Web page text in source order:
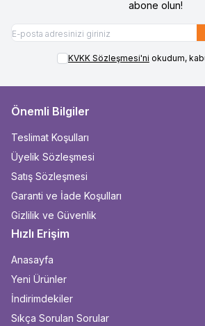
abone olun!
KVKK Sözleşmesi'ni okudum,
Önemli Bilgiler
Teslimat Koşulları
Üyelik Sözleşmesi
Satış Sözleşmesi
Garanti ve İade Koşulları
Gizlilik ve Güvenlik
Hızlı Erişim
Anasayfa
Yeni Ürünler
İndirimdekiler
Sıkça Sorulan Sorular